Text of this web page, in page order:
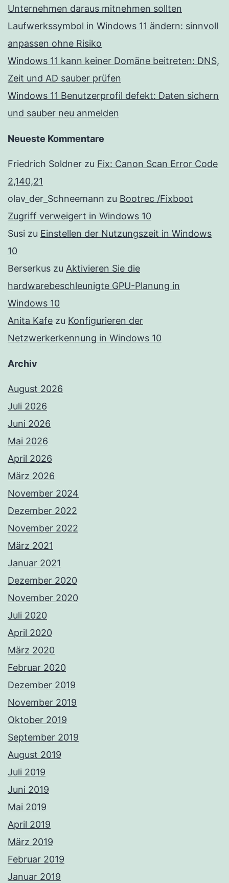
Unternehmen daraus mitnehmen sollten
Laufwerkssymbol in Windows 11 ändern: sinnvoll
anpassen ohne Risiko
Windows 11 kann keiner Domäne beitreten: DNS,
Zeit und AD sauber prüfen
Windows 11 Benutzerprofil defekt: Daten sichern
und sauber neu anmelden
Neueste Kommentare
Friedrich Soldner zu Fix: Canon Scan Error Code
2,140,21
olav_der_Schneemann zu Bootrec /Fixboot
Zugriff verweigert in Windows 10
Susi zu Einstellen der Nutzungszeit in Windows
10
Berserkus zu Aktivieren Sie die
hardwarebeschleunigte GPU-Planung in
Windows 10
Anita Kafe zu Konfigurieren der
Netzwerkerkennung in Windows 10
Archiv
August 2026
Juli 2026
Juni 2026
Mai 2026
April 2026
März 2026
November 2024
Dezember 2022
November 2022
März 2021
Januar 2021
Dezember 2020
November 2020
Juli 2020
April 2020
März 2020
Februar 2020
Dezember 2019
November 2019
Oktober 2019
September 2019
August 2019
Juli 2019
Juni 2019
Mai 2019
April 2019
März 2019
Februar 2019
Januar 2019